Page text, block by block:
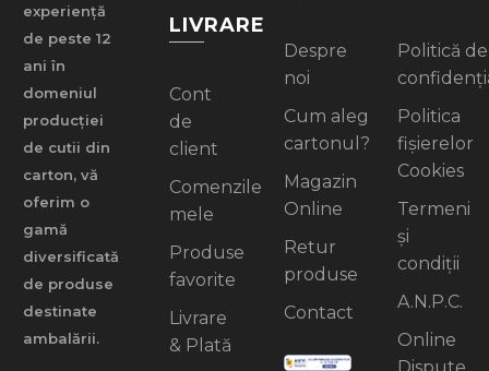
experiență
de peste 12
ani în
domeniul
producției
de cutii din
carton, vă
oferim o
gamă
diversificată
de produse
destinate
ambalării.
LIVRARE
Cont
de
client
Comenzile
mele
Produse
favorite
Livrare
& Plată
Despre
noi
Cum aleg
cartonul?
Magazin
Online
Retur
produse
Contact
Politică de
Politica
fișierelor
Cookies
Termeni
și
condiții
A.N.P.C.
Online